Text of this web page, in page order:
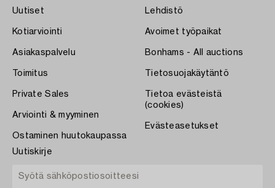
Uutiset
Kotiarviointi
Asiakaspalvelu
Toimitus
Private Sales
Arviointi & myyminen
Ostaminen huutokaupassa
Lehdistö
Avoimet työpaikat
Bonhams - All auctions
Tietosuojakäytäntö
Tietoa evästeistä
(cookies)
Evästeasetukset
Uutiskirje